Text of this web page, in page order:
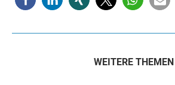
WEITERE THEMEN